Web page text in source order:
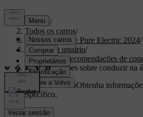
Suporte/
Todos os carros/
XC40 Recharge Pure Electric 2024/
Manual do usuário/
Cenários e recomendações de
Recomendações sobre conduzir na
Suporte personalizadoObtenha
carro específico.
Iniciar sessão